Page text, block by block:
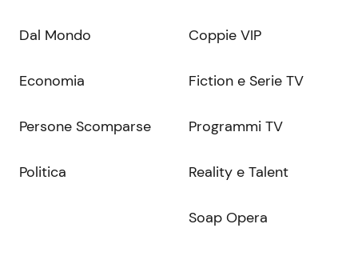
Dal Mondo
Economia
Persone Scomparse
Politica
Coppie VIP
Fiction e Serie TV
Programmi TV
Reality e Talent
Soap Opera